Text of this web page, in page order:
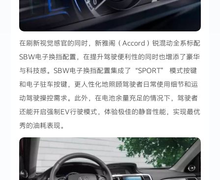
在刷新视觉感官的同时，新雅阁（Accord）锐混动全系标配
SBW电子换挡配置，在提升驾驶便利性的同时也增添了豪华
与科技感。SBW电子换挡配置集成了“SPORT” 模式按键
和电子驻车按键，更人性化地照顾驾驶者日常使用细节和运
动驾驶操控需求。此外，在电池余量充足的情况下，驾驶者
还能开启强制EV行驶模式，体验极佳的静音性能，实现最优
秀的油耗表现。